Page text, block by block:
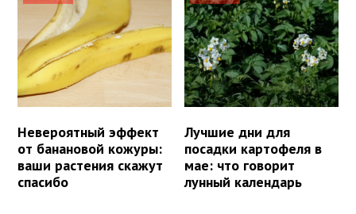
Невероятный эффект
от банановой кожуры:
ваши растения скажут
спасибо
Лучшие дни для
посадки картофеля в
мае: что говорит
лунный календарь